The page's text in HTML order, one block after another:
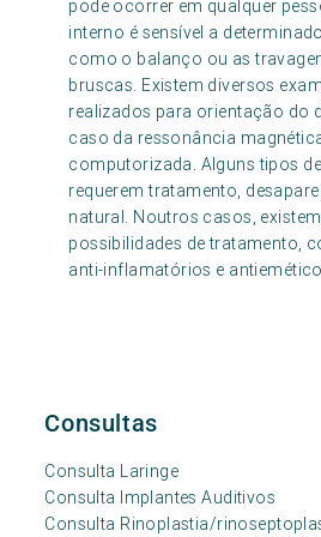
pode ocorrer em qualquer
interno é sensível a
como o balanço ou as
bruscas. Existem diversos
realizados para orientação do
caso da ressonância
computorizada. Alguns tipos
requerem tratamento,
natural. Noutros casos,
possibilidades de tratamento,
anti-inflamatórios e
Consultas
Consulta Laringe
Consulta Implantes Auditivos
Consulta Rinoplastia/